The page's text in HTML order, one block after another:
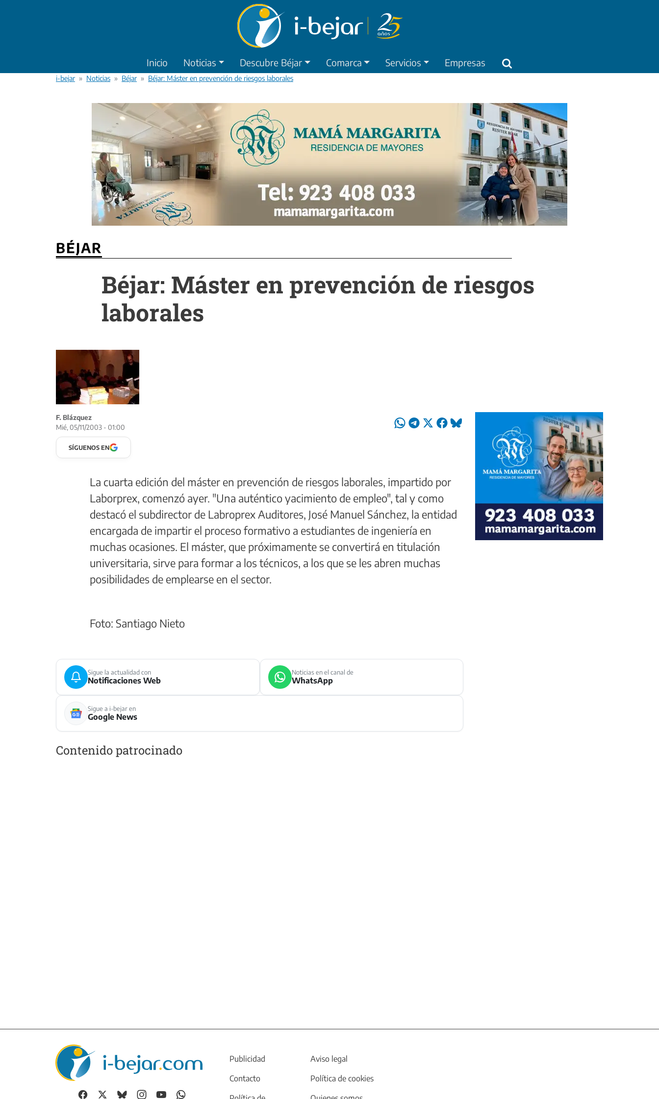
Inicio Noticias Descubre Béjar Comarca Servicios Empresas
i-bejar Noticias Béjar Béjar: Máster en prevención de riesgos laborales
BÉJAR
Béjar: Máster en prevención de riesgos
laborales
F. Blázquez
Mié, 05/11/2003 - 01:00
SÍGUENOS EN
La cuarta edición del máster en prevención de riesgos laborales, impartido por
Laborprex, comenzó ayer. "Una auténtico yacimiento de empleo", tal y como
destacó el subdirector de Labroprex Auditores, José Manuel Sánchez, la entidad
encargada de impartir el proceso formativo a estudiantes de ingeniería en
muchas ocasiones. El máster, que próximamente se convertirá en titulación
universitaria, sirve para formar a los técnicos, a los que se les abren muchas
posibilidades de emplearse en el sector.
Foto: Santiago Nieto
Sigue la actualidad con
Notificaciones Web
Noticias en el canal de
WhatsApp
Sigue a i-bejar en
Google News
Contenido patrocinado
Publicidad
Aviso legal
Contacto
Política de cookies